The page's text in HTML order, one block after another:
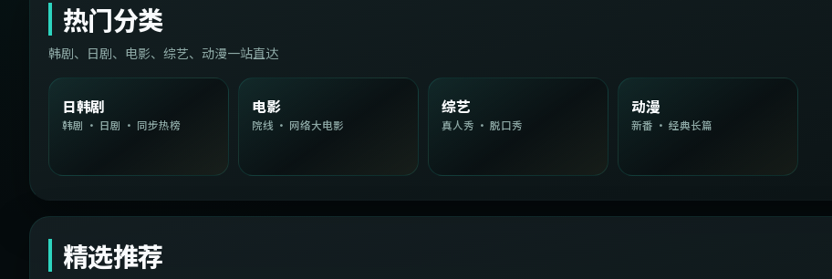
热门分类
韩剧、日剧、电影、综艺、动漫一站直达
日韩剧
韩剧 · 日剧 · 同步热榜
电影
院线 · 网络大电影
综艺
真人秀 · 脱口秀
动漫
新番 · 经典长篇
精选推荐